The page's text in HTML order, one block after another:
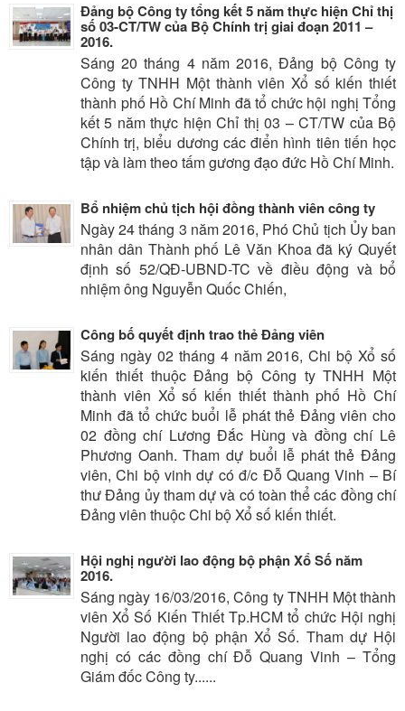
Đảng bộ Công ty tổng kết 5 năm thực hiện Chỉ thị
số 03-CT/TW của Bộ Chính trị giai đoạn 2011 –
2016.
Sáng 20 tháng 4 năm 2016, Đảng bộ Công ty
Công ty TNHH Một thành viên Xổ số kiến thiết
thành phố Hồ Chí Minh đã tổ chức hội nghị Tổng
kết 5 năm thực hiện Chỉ thị 03 – CT/TW của Bộ
Chính trị, biểu dương các điển hình tiên tiến học
tập và làm theo tấm gương đạo đức Hồ Chí Minh.
Bổ nhiệm chủ tịch hội đồng thành viên công ty
Ngày 24 tháng 3 năm 2016, Phó Chủ tịch Ủy ban
nhân dân Thành phố Lê Văn Khoa đã ký Quyết
định số 52/QĐ-UBND-TC về điều động và bổ
nhiệm ông Nguyễn Quốc Chiến,
Công bố quyết định trao thẻ Đảng viên
Sáng ngày 02 tháng 4 năm 2016, Chi bộ Xổ số
kiến thiết thuộc Đảng bộ Công ty TNHH Một
thành viên Xổ số kiến thiết thành phố Hồ Chí
Minh đã tổ chức buổi lễ phát thẻ Đảng viên cho
02 đồng chí Lương Đắc Hùng và đồng chí Lê
Phương Oanh. Tham dự buổi lễ phát thẻ Đảng
viên, Chi bộ vinh dự có đ/c Đỗ Quang Vinh – Bí
thư Đảng ủy tham dự và có toàn thể các đồng chí
Đảng viên thuộc Chi bộ Xổ số kiến thiết.
Hội nghị người lao động bộ phận Xổ Số năm
2016.
Sáng ngày 16/03/2016, Công ty TNHH Một thành
viên Xổ Số Kiến Thiết Tp.HCM tổ chức Hội nghị
Người lao động bộ phận Xổ Số. Tham dự Hội
nghị có các đồng chí Đỗ Quang Vinh – Tổng
Giám đốc Công ty......